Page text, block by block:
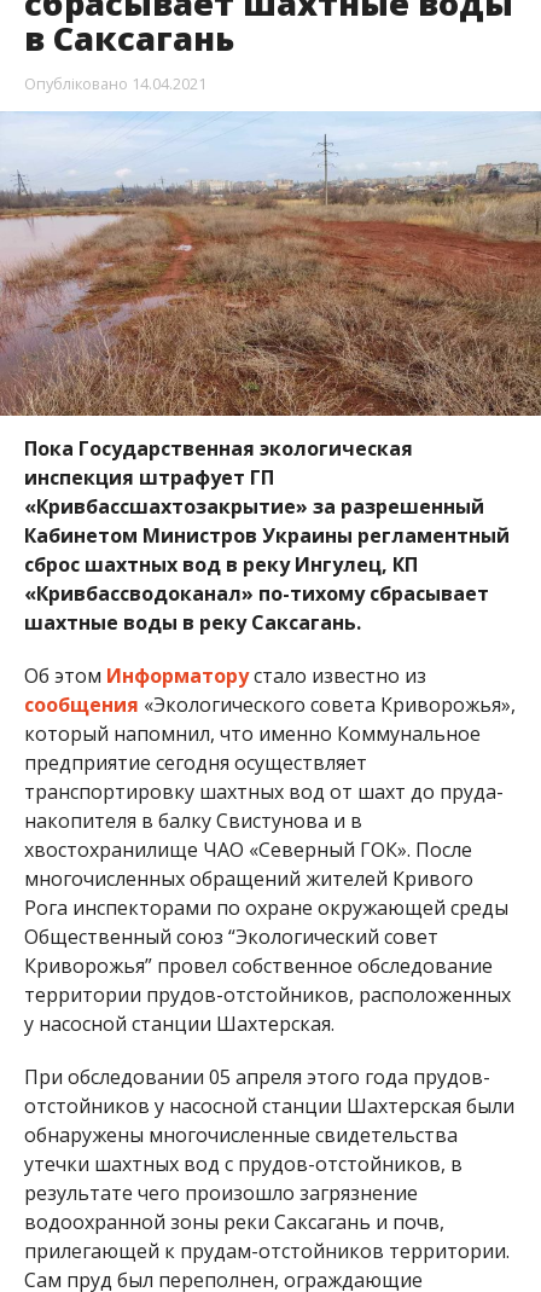
в Саксагань
Опубліковано 14.04.2021
Пока Государственная экологическая
инспекция штрафует ГП
«Кривбассшахтозакрытие» за разрешенный
Кабинетом Министров Украины регламентный
сброс шахтных вод в реку Ингулец, КП
«Кривбассводоканал» по-тихому сбрасывает
шахтные воды в реку Саксагань.
Об этом Информаторустало известно из
сообщения «Экологического совета Криворожья»,
который напомнил, что именно Коммунальное
предприятие сегодня осуществляет
транспортировку шахтных вод от шахт до пруда-
накопителя в балку Свистунова и в
хвостохранилище ЧАО «Северный ГОК». После
многочисленных обращений жителей Кривого
Рога инспекторами по охране окружающей среды
Общественный союз “Экологический совет
Криворожья” провел собственное обследование
территории прудов-отстойников, расположенных
у насосной станции Шахтерская.
При обследовании 05 апреля этого года прудов-
отстойников у насосной станции Шахтерская были
обнаружены многочисленные свидетельства
утечки шахтных вод с прудов-отстойников, в
результате чего произошло загрязнение
водоохранной зоны реки Саксагань и почв,
прилегающей к прудам-отстойников территории.
Сам пруд был переполнен, ограждающие